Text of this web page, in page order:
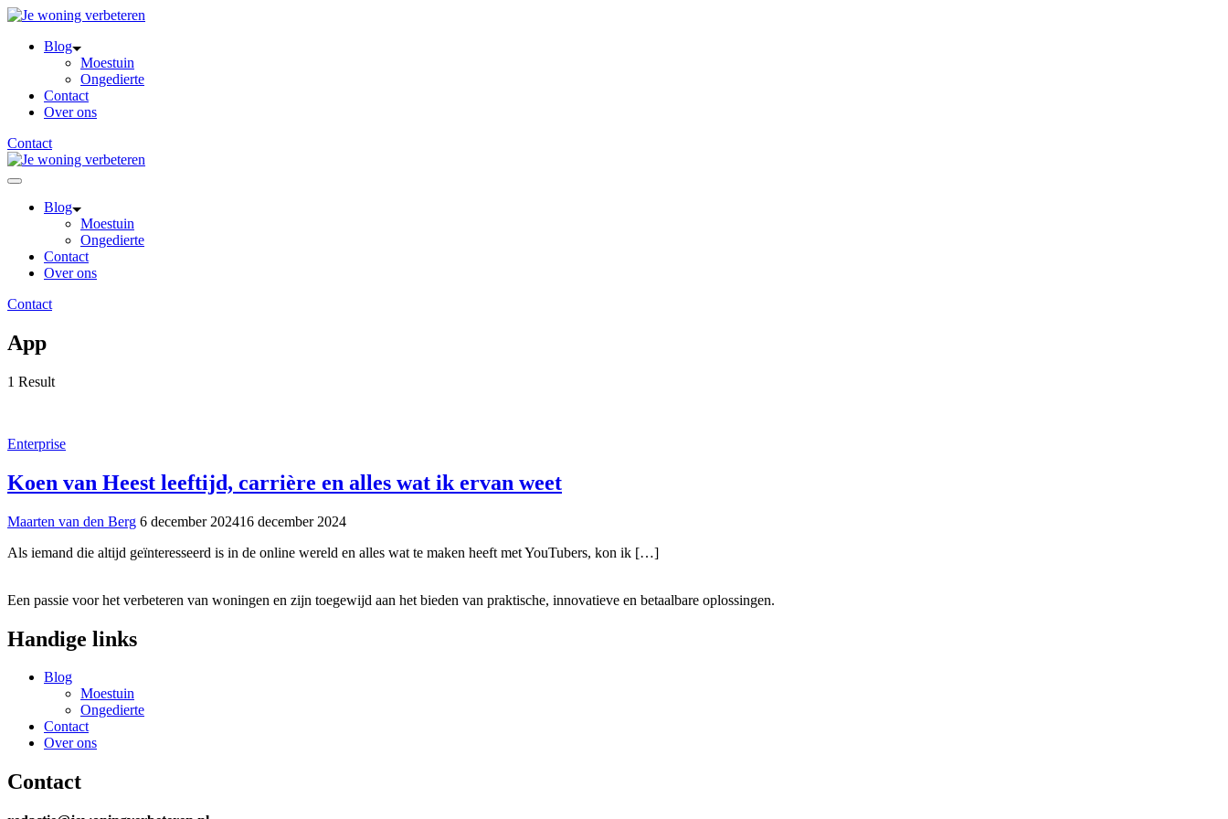
Skip
contentBlog
Moestuin
Ongedierte
Contact
Over ons
Contact
Blog
Moestuin
Ongedierte
Contact
Over ons
Contact
App
1 Result
Enterprise
Koen van Heest leeftijd, carrière en alles wat ik ervan weet
Maarten van den Berg 6 december 202416 december 2024
Als iemand die altijd geïnteresseerd is in de online wereld en alles wat te maken heeft met YouTubers, kon ik […]
Een passie voor het verbeteren van woningen en zijn toegewijd aan het bieden van praktische, innovatieve en betaalbare oplossingen.
Handige links
Blog
Moestuin
Ongedierte
Contact
Over ons
Contact